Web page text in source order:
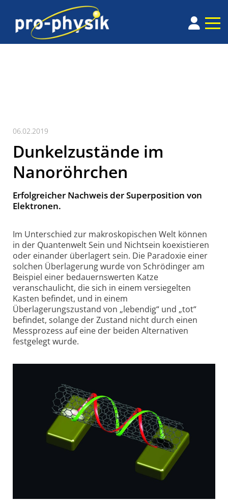
06.02.2019
Dunkelzustände im
Nanoröhrchen
Erfolgreicher Nachweis der Superposition von
Elektronen.
Im Unterschied zur makroskopischen Welt können
in der Quantenwelt Sein und Nichtsein koexistieren
oder einander überlagert sein. Die Paradoxie einer
solchen Überlagerung wurde von Schrödinger am
Beispiel einer bedauernswerten Katze
veranschaulicht, die sich in einem versiegelten
Kasten befindet, und in einem
Überlagerungszustand von „lebendig“ und „tot“
befindet, solange der Zustand nicht durch einen
Messprozess auf eine der beiden Alternativen
festgelegt wurde.